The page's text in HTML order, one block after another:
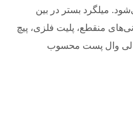
میلگرد بستر در بین
منقطع، پلیت فلزی، پیچ
وال پست محسوب